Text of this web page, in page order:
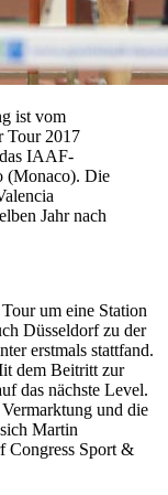
ist vom
Tour 2017
IAAF-
(Monaco). Die
Jahr nach
um eine Station
Düsseldorf zu der
erstmals stattfand.
dem Beitritt zur
das nächste Level.
und die
Martin
Congress Sport &